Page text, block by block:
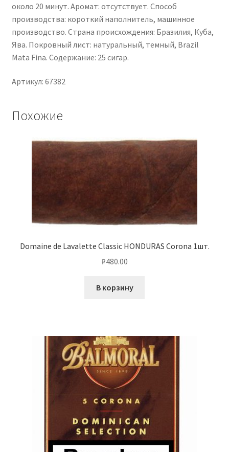
около 20 минут. Аромат: отсутствует. Способ
производства: короткий наполнитель, машинное
производство. Страна происхождения: Бразилия, Куба,
Ява. Покровный лист: натуральный, темный, Brazil
Mata Fina. Содержание: 25 сигар.
Артикул: 67382
Похожие
Domaine de Lavalette Classic HONDURAS Corona 1шт.
₽480.00
В корзину